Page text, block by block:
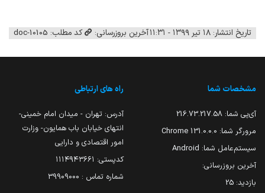
تاریخ انتشار: ۱۸ تیر ۱۳۹۹ - ۱۱:۳۱ آخرین بروزرسانی: کد مطلب: 10105-doc
مشخصات شما
آی‌پی شما: 216.73.217.58
مرورگر شما: 131.0.0.0 Chrome
سیستم‌عامل شما: Android
آخرین بروزرسانی:
بازدید: 25
راه های ارتباطی
آدرس: تهران - میدان امام خمینی-
انتهای خیابان باب همایون- وزارت
امور اقتصادی و دارایی
کدپستی: ۱۱۱۴۹۴۳۶۶۱
شماره تماس : 39909000